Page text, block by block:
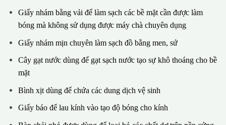
Giấy nhám bằng vải để làm sạch các bề mặt cần được làm
bóng mà không sử dụng được máy chà chuyên dụng
Giấy nhám mịn chuyên làm sạch đồ bằng men, sứ
Cây gạt nước dùng để gạt sạch nước tạo sự khô thoáng cho bề
mặt
Bình xịt dùng để chứa các dung dịch vệ sinh
Giấy báo để lau kính vào tạo độ bóng cho kính